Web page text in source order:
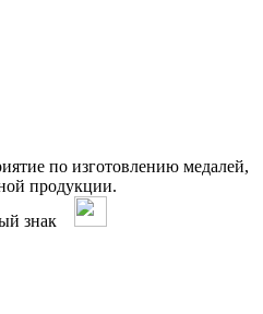
по изготовлению медалей,
продукции.
знак